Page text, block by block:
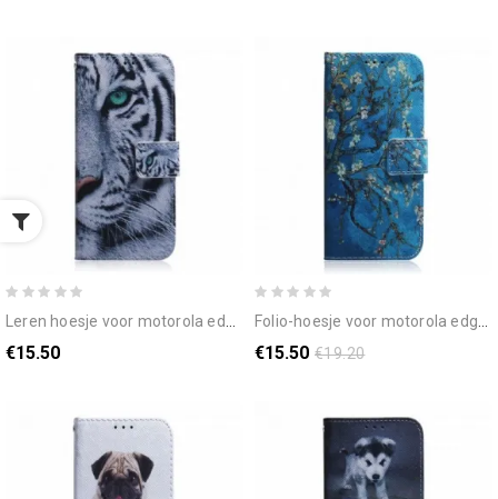
leren hoesje voor motorola edge 20 tijgergezicht
€15.50
folio-hoesje voor motorola edge 20 bloeiende boomtak
€15.50 €19.20